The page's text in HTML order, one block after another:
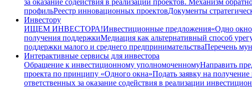
за оказание содействия в реализации проектов. Механизм
профильРеестр инновационных проектовДокументы
Инвестору
ИЩЕМ ИНВЕСТОРА!Инвестиционные предложения«Одно
получения поддержкиМедиация как альтернативный способ
поддержки малого и среднего предпринимательстваПеречень
Интерактивные сервисы для инвестора
Обращение к инвестиционному уполномоченномуНаправить
проекта по принципу «Одного окна»Подать заявку на
ответственных за оказание содействия в реализации